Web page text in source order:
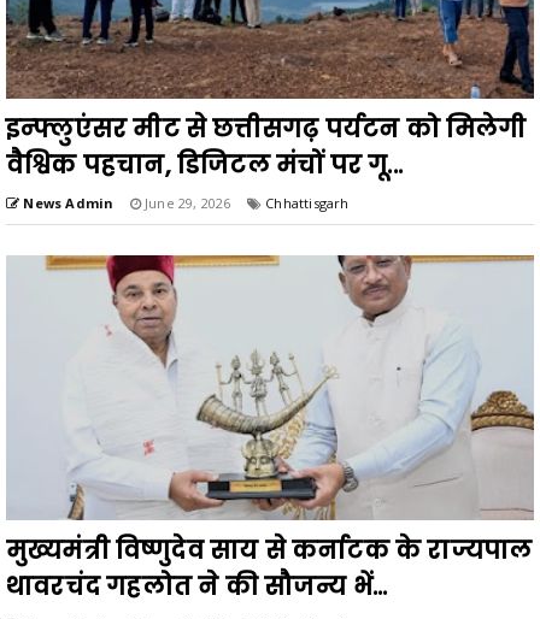
इन्फ्लुएंसर मीट से छत्तीसगढ़ पर्यटन को मिलेगी
वैश्विक पहचान, डिजिटल मंचों पर गू...
News Admin June 29, 2026 Chhattisgarh
मुख्यमंत्री विष्णुदेव साय से कर्नाटक के राज्यपाल
थावरचंद गहलोत ने की सौजन्य भें...